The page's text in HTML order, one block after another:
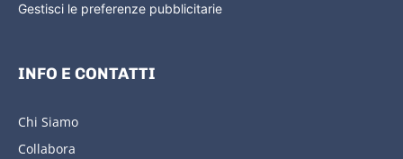
Gestisci le preferenze pubblicitarie
INFO E CONTATTI
Chi Siamo
Collabora